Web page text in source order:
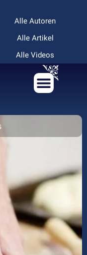
Alle Autoren
Alle Artikel
Alle Videos